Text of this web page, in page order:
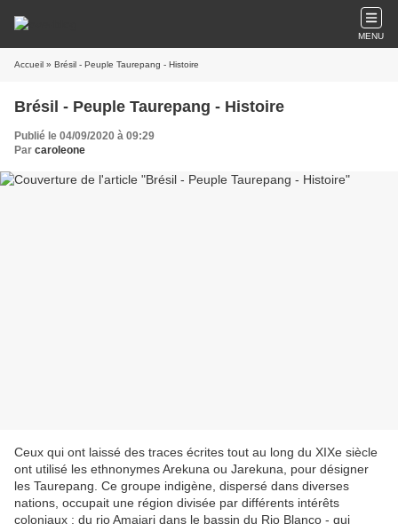
MENU
Accueil » Brésil - Peuple Taurepang - Histoire
Brésil - Peuple Taurepang - Histoire
Publié le 04/09/2020 à 09:29
Par caroleone
Ceux qui ont laissé des traces écrites tout au long du XIXe siècle
ont utilisé les ethnonymes Arekuna ou Jarekuna, pour désigner
les Taurepang. Ce groupe indigène, dispersé dans diverses
nations, occupait une région divisée par différents intérêts
coloniaux : du rio Amajari dans le bassin du Rio Blanco - qui